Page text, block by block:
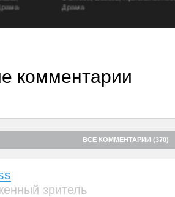
ее решимость одолеть дракона и
Драма
комментарии
ВСЕ КОММЕНТАРИИ (370)
зритель